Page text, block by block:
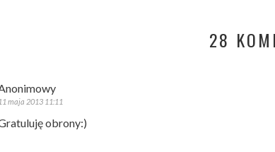
28
maja 2013 11:11
obrony:)